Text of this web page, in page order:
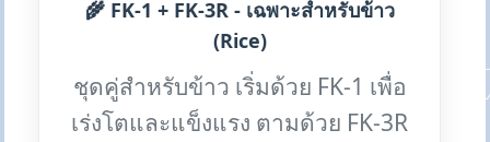
🌾 FK-1 + FK-3R - เฉพาะสำหรับข้าว
(Rice)
ชุดคู่สำหรับข้าว เริ่มด้วย FK-1 เพื่อ
เร่งโตและแข็งแรง ตามด้วย FK-3R